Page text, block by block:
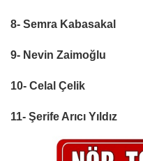
8- Semra Kabasakal
9- Nevin Zaimoğlu
10- Celal Çelik
11- Şerife Arıcı Yıldız